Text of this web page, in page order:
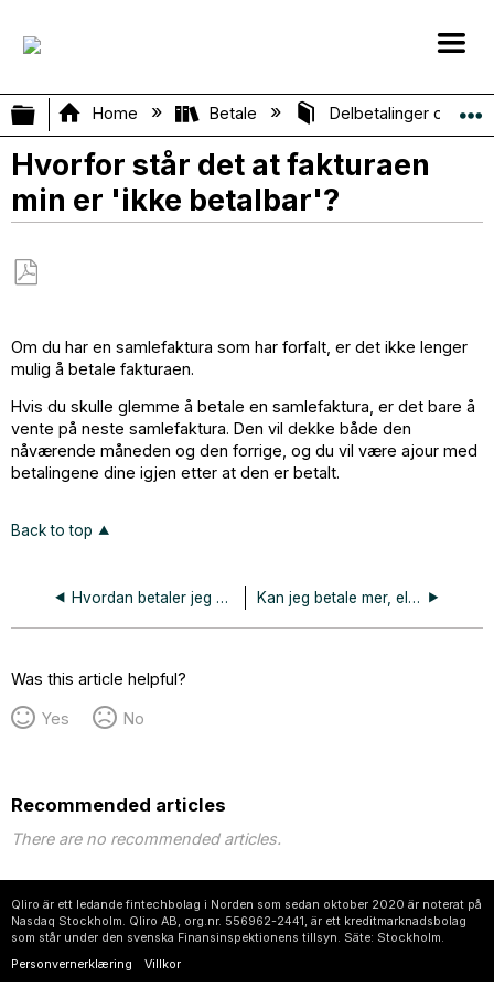
Expand/collapse global hierarchy
Home Betale Delbetalinger og
Hvorfor står det at fakturaen
min er 'ikke betalbar'?
PDF
Om du har en samlefaktura som har forfalt, er det ikke lenger
mulig å betale fakturaen.
Hvis du skulle glemme å betale en samlefaktura, er det bare å
vente på neste samlefaktura. Den vil dekke både den
nåværende måneden og den forrige, og du vil være ajour med
betalingene dine igjen etter at den er betalt.
Back to top
Hvordan betaler jeg månedsfakturaen min? Kan jeg betale mer, eller hele delbetalingen min?
Was this article helpful?
Yes No
Recommended articles
There are no recommended articles.
Qliro är ett ledande fintechbolag i Norden som sedan oktober 2020 är noterat på
Nasdaq Stockholm. Qliro AB, org.nr. 556962-2441, är ett kreditmarknadsbolag
som står under den svenska Finansinspektionens tillsyn. Säte: Stockholm.
Personvernerklæring
Villkor